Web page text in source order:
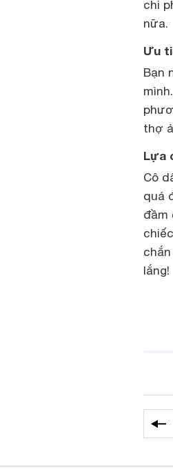
chi
nữa.
Ưu
Bạn
thợ
Lựa
Cô
quá
đầm
lắng!